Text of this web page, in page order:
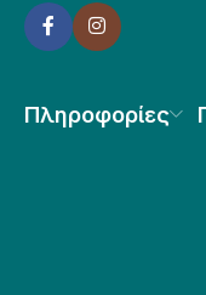
Πληροφορίες